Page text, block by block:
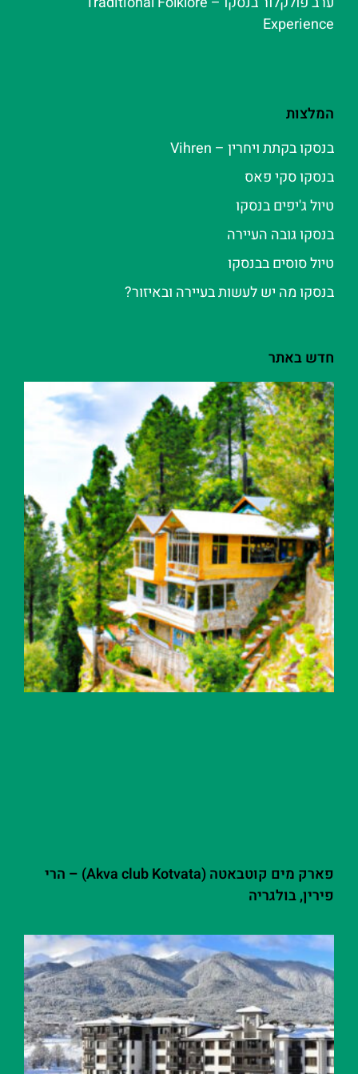
Experience
המלצות
בנסקו בקתת ויחרין – Vihren
בנסקו סקי פאס
טיול ג'יפים בנסקו
בנסקו גובה העיירה
טיול סוסים בבנסקו
בנסקו מה יש לעשות בעיירה ובאיזור?
חדש באתר
פארק מים קוטבאטה (Akva club Kotvata) – הרי
פירין, בולגריה